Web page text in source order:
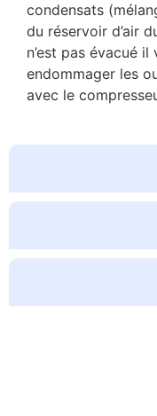
condensats
du réservoir d’air
n’est pas évacué
endommager les
avec le